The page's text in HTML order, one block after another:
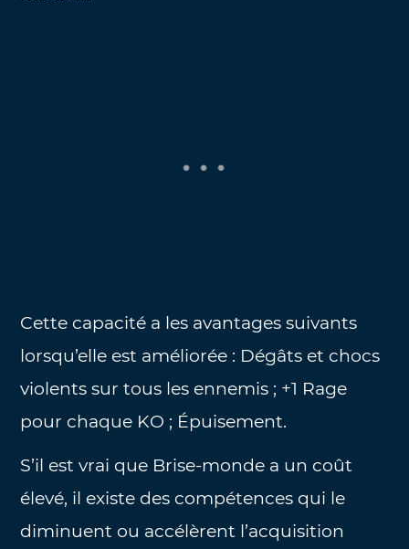
Cette capacité a les avantages suivants
lorsqu’elle est améliorée : Dégâts et chocs
violents sur tous les ennemis ; +1 Rage
pour chaque KO ; Épuisement.
S’il est vrai que Brise-monde a un coût
élevé, il existe des compétences qui le
diminuent ou accélèrent l’acquisition